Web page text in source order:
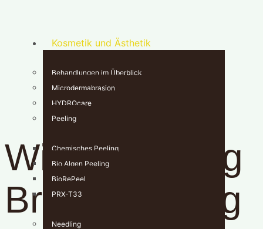
Kosmetik und Ästhetik
Behandlungen im Überblick
Microdermabrasion
HYDROcare
Peeling
Chemisches Peeling
Bio Algen Peeling
BioRePeel
PRX-T33
Needling
Wimpernlifting
Braunschweig